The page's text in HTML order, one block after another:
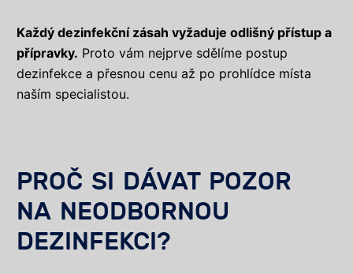
Každý dezinfekční zásah vyžaduje odlišný přístup a
přípravky. Proto vám nejprve sdělíme postup
dezinfekce a přesnou cenu až po prohlídce místa
naším specialistou.
PROČ SI DÁVAT POZOR
NA NEODBORNOU
DEZINFEKCI?